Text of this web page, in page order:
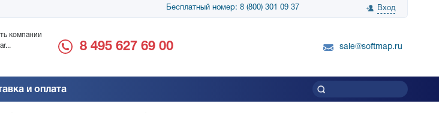
Бесплатный номер: 8 (800) 301 09 37 Вход
компании
благодарность за поставку SnapGene...
благодарность SoftMap за помощь в
8 495 627 69 00 sale@softmap.ru
и оплата